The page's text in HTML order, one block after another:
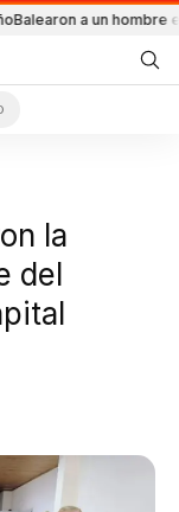
un hombre en un
la
del